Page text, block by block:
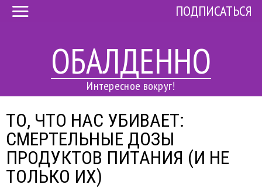
ОБАЛДЕННО
Интересное вокруг!
ПОДПИСАТЬСЯ
ТО, ЧТО НАС УБИВАЕТ:
СМЕРТЕЛЬНЫЕ ДОЗЫ
ПРОДУКТОВ ПИТАНИЯ (И НЕ
ТОЛЬКО ИХ)